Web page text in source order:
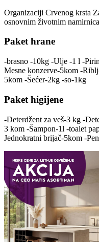
Organizaciji Crvenog krsta
osnovnim životnim
Paket hrane
-brasno -10kg -Ulje -1 l -
Mesne konzerve-5kom -
5kom -Šećer-2kg -so-1kg
Paket higijene
-Deterdžent za veš-3 kg -
3 kom -Šampon-1l -toalet
Jednokratni brijač-5kom -